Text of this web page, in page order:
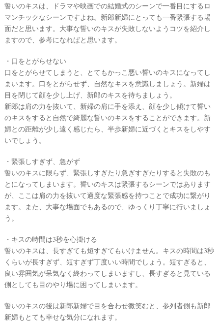
誓いのキスは、ドラマや映画での結婚式のシーンで一番目にするロ
マンチックなシーンですよね。新郎新婦にとっても一番緊張する場
面だと思います。大事な誓いのキスが失敗しないようコツを紹介し
ますので、参考になればと思います。
・口をとがらせない
口をとがらせてしまうと、とてもかっこ悪い誓いのキスになってし
まいます。口をとがらせず、自然なキスを意識しましょう。新婦は
目を閉じて顔を少し上げ、新郎のキスを待ちましょう。
新郎は肩の力を抜いて、新婦の肩に手を添え、顔を少し傾けて誓い
のキスをすると自然で綺麗な誓いのキスをすることができます。新
婦との距離が少し遠く感じたら、半歩新婦に近づくとキスをしやす
いでしょう。
・緊張しすぎず、急がず
誓いのキスに限らず、緊張しすぎたり急ぎすぎたりすると失敗のも
とになってしまいます。誓いのキスは緊張するシーンではあります
が、ここは肩の力を抜いて適度な緊張感を持つことで成功に繋がり
ます。また、大事な場面でもあるので、ゆっくり丁寧に行いましょ
う。
・キスの時間は3秒を心掛ける
誓いのキスは、長すぎても短すぎてもいけません。キスの時間は3秒
くらいが長すぎず、短すぎず丁度いい時間でしょう。短すぎると、
良い雰囲気が呆気なく終わってしまいますし、長すぎると見ている
側としても目のやり場に困ってしまいます。
誓いのキスの後は新郎新婦で目を合わせ微笑むと、参列者側も新郎
新婦もとても幸せな気分になれます。